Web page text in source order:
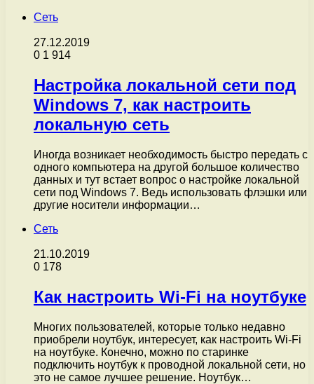
Сеть
27.12.2019
0 1 914
Настройка локальной сети под
Windows 7, как настроить
локальную сеть
Иногда возникает необходимость быстро передать с
одного компьютера на другой большое количество
данных и тут встает вопрос о настройке локальной
сети под Windows 7. Ведь использовать флэшки или
другие носители информации…
Сеть
21.10.2019
0 178
Как настроить Wi-Fi на ноутбуке
Многих пользователей, которые только недавно
приобрели ноутбук, интересует, как настроить Wi-Fi
на ноутбуке. Конечно, можно по старинке
подключить ноутбук к проводной локальной сети, но
это не самое лучшее решение. Ноутбук…